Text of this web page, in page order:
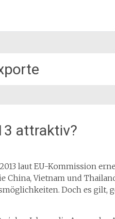
attraktiv?
laut EU-Kommission
China, Vietnam und
Doch es gilt,